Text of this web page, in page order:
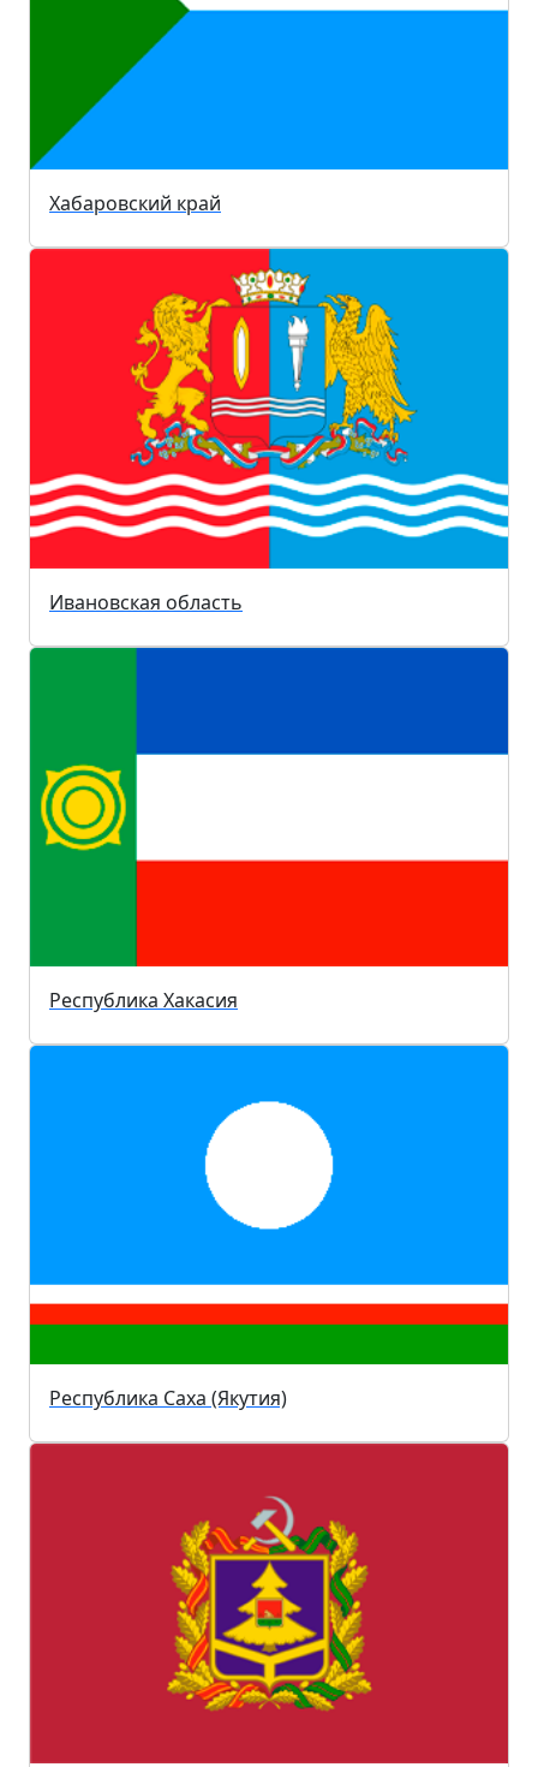
Хабаровский край
Ивановская область
Республика Хакасия
Республика Саха (Якутия)